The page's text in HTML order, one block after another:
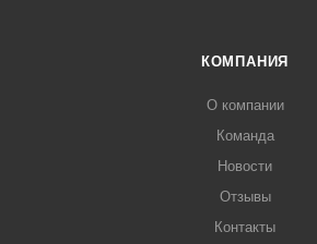
КОМПАНИЯ
О компании
Команда
Новости
Отзывы
Контакты